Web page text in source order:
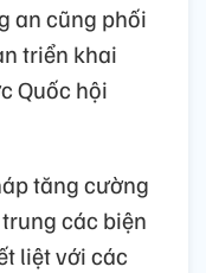
an cũng phối
triển khai
Quốc hội
tăng cường
các biện
liệt với các